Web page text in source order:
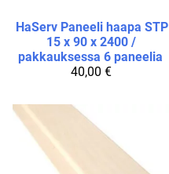
HaServ Paneeli haapa STP
15 x 90 x 2400 /
pakkauksessa 6 paneelia
40,00 €